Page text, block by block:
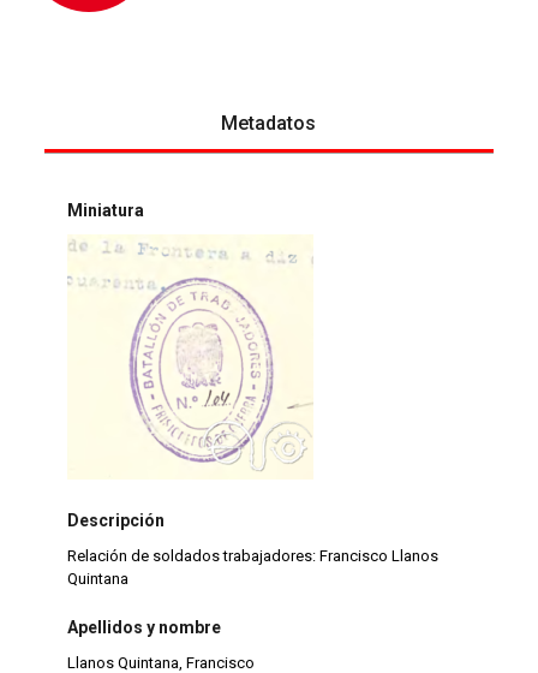
Metadatos
Miniatura
Descripción
Relación de soldados trabajadores: Francisco Llanos
Quintana
Apellidos y nombre
Llanos Quintana, Francisco